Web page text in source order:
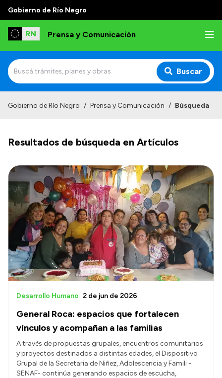
Gobierno de Río Negro
Prensa y Comunicación
Buscar
Autoridades
Referentes de prensa
Archivo de noticias
Transparencia
Presupuesto
Boletín Oficial
Compras y licitaciones
Consulta de expedientes
Convocatorias
Intranet
Login
Gobierno de Río Negro / Prensa y Comunicación / Búsqueda
Resultados de búsqueda en Artículos
General Roca: espacios que fortalecen
vínculos y acompañan a las familias
Desarrollo Humano 2 de jun de 2026
A través de propuestas grupales, encuentros comunitarios
y proyectos destinados a distintas edades, el Dispositivo
Grupal de la Secretaria de Niñez, Adolescencia y Famili -
SENAF- continúa generando espacios de escucha,